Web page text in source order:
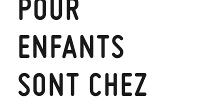
POUR
ENFANTS
SONT CHEZ